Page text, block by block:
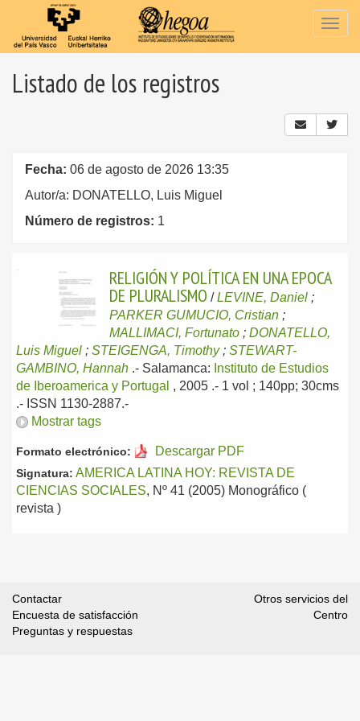
Listado de los registros
Fecha: 06 de agosto de 2026 13:35
Autor/a: DONATELLO, Luis Miguel
Número de registros: 1
RELIGIÓN Y POLÍTICA EN UNA EPOCA
DE PLURALISMO /LEVINE, Daniel ;
PARKER GUMUCIO, Cristian ;
MALLIMACI, Fortunato ; DONATELLO,
Luis Miguel ; STEIGENGA, Timothy; STEWART-
GAMBINO, Hannah .- Salamanca: Instituto de Estudios
de Iberoamerica y Portugal , 2005 .- 1 vol ; 140pp; 30cms
.- ISSN 1130-2887.-
Mostrar tags
Formato electrónico: Descargar PDF
Signatura: AMERICA LATINA HOY: REVISTA DE
CIENCIAS SOCIALES, Nº 41 (2005) Monográfico (
revista )
Contactar
Encuesta de satisfacción
Preguntas y respuestas
Otros servicios del
Centro